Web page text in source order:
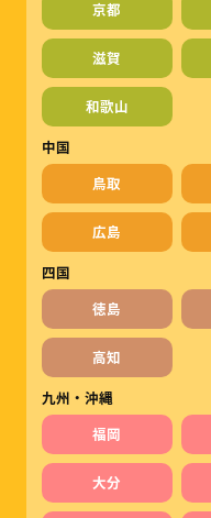
京都
滋賀
和歌山
中国
鳥取
広島
四国
徳島
高知
九州・沖縄
福岡
大分